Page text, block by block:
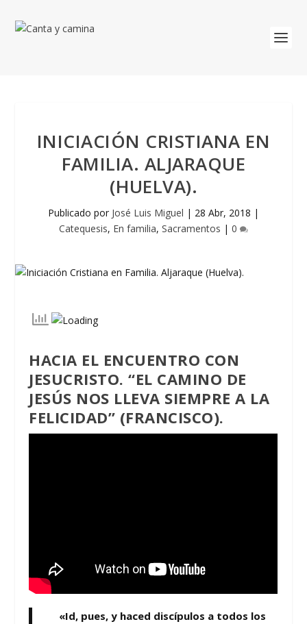
INICIACIÓN CRISTIANA EN
FAMILIA. ALJARAQUE
(HUELVA).
Publicado por José Luis Miguel | 28 Abr, 2018 |
Catequesis, En familia, Sacramentos | 0
HACIA EL ENCUENTRO CON
JESUCRISTO. “EL CAMINO DE
JESÚS NOS LLEVA SIEMPRE A LA
FELICIDAD” (FRANCISCO).
«Id, pues, y haced discípulos a todos los